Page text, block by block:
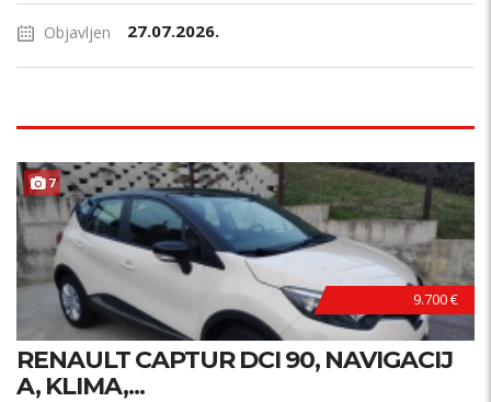
Objavljen 27.07.2026.
7
9.700 €
RENAULT CAPTUR DCI 90, NAVIGACIJ
A, KLIMA,...